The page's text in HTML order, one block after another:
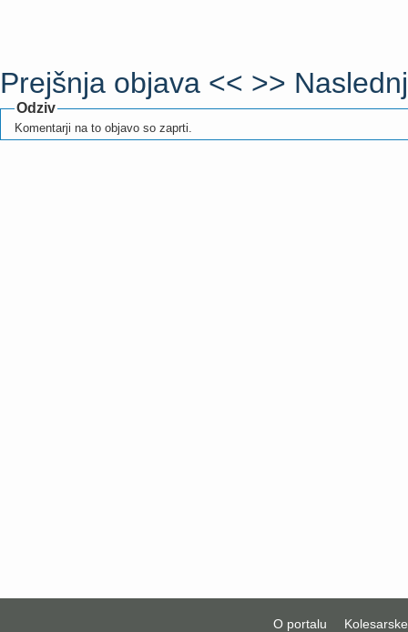
Prejšnja objava << >>
Odziv
Komentarji na to objavo so zaprti.
O portalu